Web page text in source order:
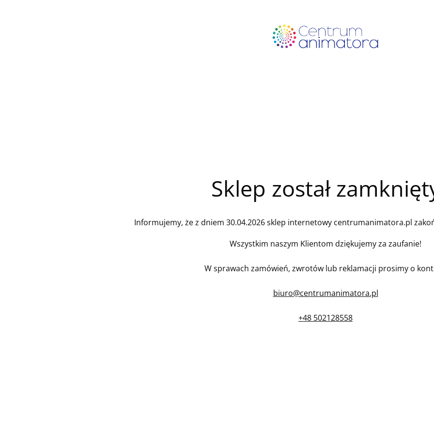
Sklep został
Informujemy, że z dniem 30.04.2026 sklep internetowy centrumanimatora.pl
Wszystkim naszym Klientom dziękujemy za zaufanie!
W sprawach zamówień, zwrotów lub reklamacji prosimy o
biuro@centrumanimatora.pl
+48 502128558